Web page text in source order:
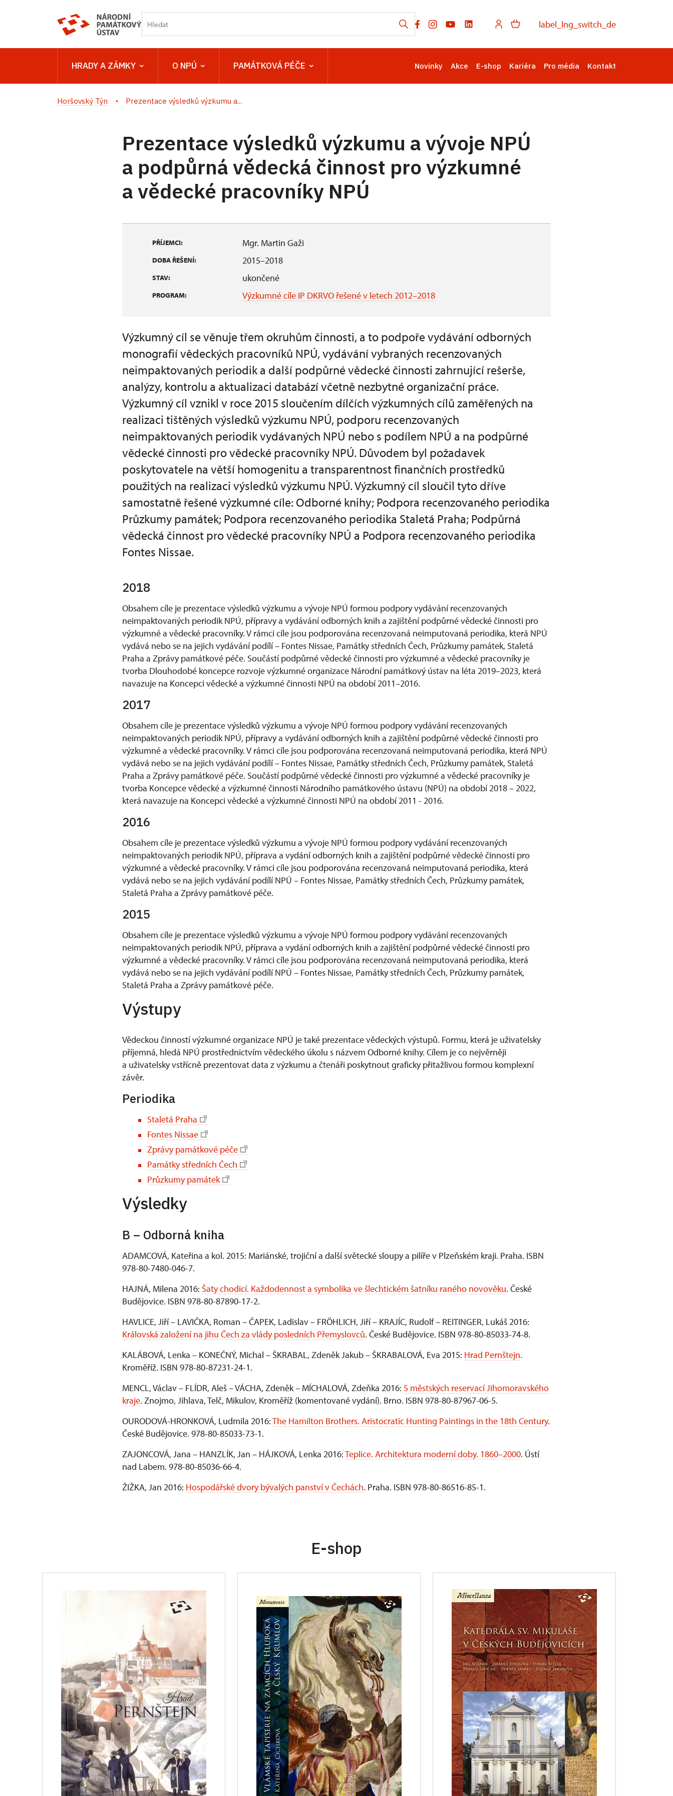
label_lng_switch_de
HRADY A ZÁMKY O NPÚ PAMÁTKOVÁ PÉČE Novinky Akce E-shop Kariéra Pro média Kontakt
Horšovský Týn Prezentace výsledků výzkumu a...
Prezentace výsledků výzkumu a vývoje NPÚ
a podpůrná vědecká činnost pro výzkumné
a vědecké pracovníky NPÚ
PŘÍJEMCI: Mgr. Martin Gaži
DOBA ŘEŠENÍ: 2015–2018
STAV: ukončené
PROGRAM: Výzkumné cíle IP DKRVO řešené v letech 2012–2018
Výzkumný cíl se věnuje třem okruhům činnosti, a to podpoře vydávání odborných
monografií vědeckých pracovníků NPÚ, vydávání vybraných recenzovaných
neimpaktovaných periodik a další podpůrné vědecké činnosti zahrnující rešerše,
analýzy, kontrolu a aktualizaci databází včetně nezbytné organizační práce.
Výzkumný cíl vznikl v roce 2015 sloučením dílčích výzkumných cílů zaměřených na
realizaci tištěných výsledků výzkumu NPÚ, podporu recenzovaných
neimpaktovaných periodik vydávaných NPÚ nebo s podílem NPÚ a na podpůrné
vědecké činnosti pro vědecké pracovníky NPÚ. Důvodem byl požadavek
poskytovatele na větší homogenitu a transparentnost finančních prostředků
použitých na realizaci výsledků výzkumu NPÚ. Výzkumný cíl sloučil tyto dříve
samostatně řešené výzkumné cíle: Odborné knihy; Podpora recenzovaného periodika
Průzkumy památek; Podpora recenzovaného periodika Staletá Praha; Podpůrná
vědecká činnost pro vědecké pracovníky NPÚ a Podpora recenzovaného periodika
Fontes Nissae.
2018
Obsahem cíle je prezentace výsledků výzkumu a vývoje NPÚ formou podpory vydávání recenzovaných
neimpaktovaných periodik NPÚ, přípravy a vydávání odborných knih a zajištění podpůrné vědecké činnosti pro
výzkumné a vědecké pracovníky. V rámci cíle jsou podporována recenzovaná neimputovaná periodika, která NPÚ
vydává nebo se na jejich vydávání podílí – Fontes Nissae, Památky středních Čech, Průzkumy památek, Staletá
Praha a Zprávy památkové péče. Součástí podpůrné vědecké činnosti pro výzkumné a vědecké pracovníky je
tvorba Dlouhodobé koncepce rozvoje výzkumné organizace Národní památkový ústav na léta 2019–2023, která
navazuje na Koncepci vědecké a výzkumné činnosti NPÚ na období 2011–2016.
2017
Obsahem cíle je prezentace výsledků výzkumu a vývoje NPÚ formou podpory vydávání recenzovaných
neimpaktovaných periodik NPÚ, přípravy a vydávání odborných knih a zajištění podpůrné vědecké činnosti pro
výzkumné a vědecké pracovníky. V rámci cíle jsou podporována recenzovaná neimputovaná periodika, která NPÚ
vydává nebo se na jejich vydávání podílí – Fontes Nissae, Památky středních Čech, Průzkumy památek, Staletá
Praha a Zprávy památkové péče. Součástí podpůrné vědecké činnosti pro výzkumné a vědecké pracovníky je
tvorba Koncepce vědecké a výzkumné činnosti Národního památkového ústavu (NPÚ) na období 2018 – 2022,
která navazuje na Koncepci vědecké a výzkumné činnosti NPÚ na období 2011 - 2016.
2016
Obsahem cíle je prezentace výsledků výzkumu a vývoje NPÚ formou podpory vydávání recenzovaných
neimpaktovaných periodik NPÚ, příprava a vydání odborných knih a zajištění podpůrné vědecké činnosti pro
výzkumné a vědecké pracovníky. V rámci cíle jsou podporována recenzovaná neimputovaná periodika, která
vydává nebo se na jejich vydávání podílí NPÚ – Fontes Nissae, Památky středních Čech, Průzkumy památek,
Staletá Praha a Zprávy památkové péče.
2015
Obsahem cíle je prezentace výsledků výzkumu a vývoje NPÚ formou podpory vydávání recenzovaných
neimpaktovaných periodik NPÚ, příprava a vydání odborných knih a zajištění podpůrné vědecké činnosti pro
výzkumné a vědecké pracovníky. V rámci cíle jsou podporována recenzovaná neimputovaná periodika, která
vydává nebo se na jejich vydávání podílí NPÚ – Fontes Nissae, Památky středních Čech, Průzkumy památek,
Staletá Praha a Zprávy památkové péče.
Výstupy
Vědeckou činností výzkumné organizace NPÚ je také prezentace vědeckých výstupů. Formu, která je uživatelsky
příjemná, hledá NPÚ prostřednictvím vědeckého úkolu s názvem Odborné knihy. Cílem je co nejvěrněji
a uživatelsky vstřícně prezentovat data z výzkumu a čtenáři poskytnout graficky přitažlivou formou komplexní
závěr.
Periodika
Staletá Praha
Fontes Nissae
Zprávy památkové péče
Památky středních Čech
Průzkumy památek
Výsledky
B – Odborná kniha
ADAMCOVÁ, Kateřina a kol. 2015: Mariánské, trojiční a další světecké sloupy a pilíře v Plzeňském kraji. Praha. ISBN
978-80-7480-046-7.
HAJNÁ, Milena 2016: Šaty chodicí. Každodennost a symbolika ve šlechtickém šatníku raného novověku. České
Budějovice. ISBN 978-80-87890-17-2.
HAVLICE, Jiří – LAVIČKA, Roman – ČAPEK, Ladislav – FRÖHLICH, Jiří – KRAJÍC, Rudolf – REITINGER, Lukáš 2016:
Královská založení na jihu Čech za vlády posledních Přemyslovců. České Budějovice. ISBN 978-80-85033-74-8.
KALÁBOVÁ, Lenka – KONEČNÝ, Michal – ŠKRABAL, Zdeněk Jakub – ŠKRABALOVÁ, Eva 2015: Hrad Pernštejn.
Kroměříž. ISBN 978-80-87231-24-1.
MENCL, Václav – FLÍDR, Aleš – VÁCHA, Zdeněk – MÍCHALOVÁ, Zdeňka 2016: 5 městských reservací Jihomoravského
kraje. Znojmo, Jihlava, Telč, Mikulov, Kroměříž (komentované vydání). Brno. ISBN 978-80-87967-06-5.
OURODOVÁ-HRONKOVÁ, Ludmila 2016:The Hamilton Brothers. Aristocratic Hunting Paintings in the 18th Century.
České Budějovice. 978-80-85033-73-1.
ZAJONCOVÁ, Jana – HANZLÍK, Jan – HÁJKOVÁ, Lenka 2016:Teplice. Architektura moderní doby. 1860–2000. Ústí
nad Labem. 978-80-85036-66-4.
ŽIŽKA, Jan 2016: Hospodářské dvory bývalých panství v Čechách. Praha. ISBN 978-80-86516-85-1.
E-shop